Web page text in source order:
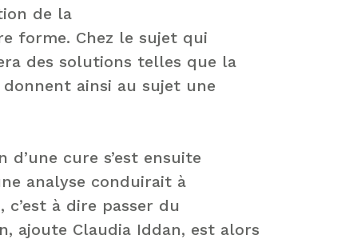
de la
forme. Chez le sujet qui
des solutions telles que la
ainsi au sujet une
cure s’est ensuite
analyse conduirait à
à dire passer du
ajoute Claudia Iddan, est alors